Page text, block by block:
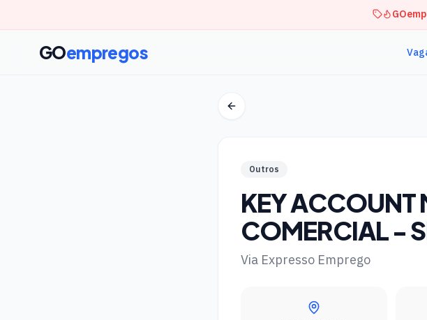
GOempregos
Outros
KEY ACCOUNT
COMERCIAL -
Via Expresso Emprego